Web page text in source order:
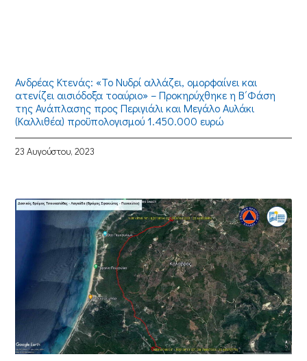
Ανδρέας Κτενάς: «Το Νυδρί αλλάζει, ομορφαίνει και
ατενίζει αισιόδοξα τοαύριο» – Προκηρύχθηκε η Β΄Φάση
της Ανάπλασης προς Περιγιάλι και Μεγάλο Αυλάκι
(Καλλιθέα) προϋπολογισμού 1.450.000 ευρώ
23 Αυγούστου, 2023